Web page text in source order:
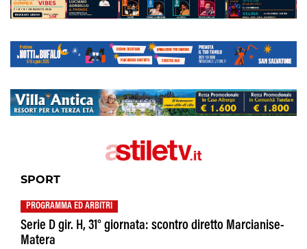
SPORT
PROGRAMMA ED ARBITRI
Serie D gir. H, 31° giornata: scontro diretto Marcianise-
Matera